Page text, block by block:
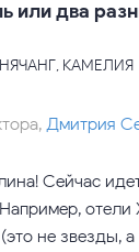
или два
КАМЕЛИЯ
Дмитрия
Сейчас
отели
не звезды,